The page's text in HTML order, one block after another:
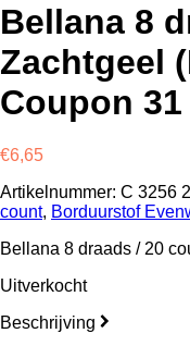
Bellana 8
Zachtgeel
Coupon
€6,65
Artikelnummer: C 3256
count, Borduurstof
Bellana 8 draads / 20
Uitverkocht
Beschrijving